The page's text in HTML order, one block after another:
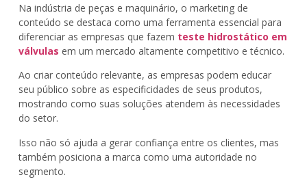
Na indústria de peças e maquinário, o marketing de
conteúdo se destaca como uma ferramenta essencial para
diferenciar as empresas que fazem teste hidrostático em
válvulas em um mercado altamente competitivo e técnico.
Ao criar conteúdo relevante, as empresas podem educar
seu público sobre as especificidades de seus produtos,
mostrando como suas soluções atendem às necessidades
do setor.
Isso não só ajuda a gerar confiança entre os clientes, mas
também posiciona a marca como uma autoridade no
segmento.